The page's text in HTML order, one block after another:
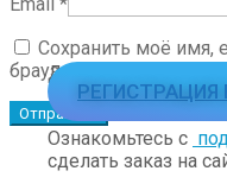
Сохранить моё имя,
браузере для
Для заказа
РЕГИСТРАЦИЯ
Ознакомьтесь с
сделать заказ на